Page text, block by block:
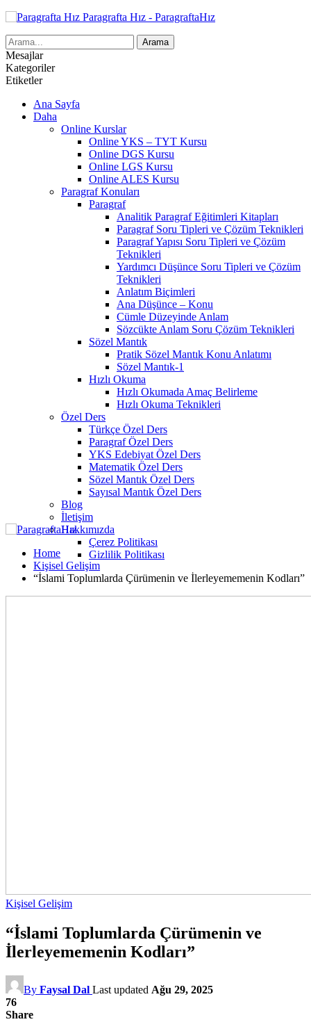
Paragrafta Hız - ParagraftaHız
Mesajlar
Kategoriler
Etiketler
Ana Sayfa
Daha
Online Kurslar
Online YKS – TYT Kursu
Online DGS Kursu
Online LGS Kursu
Online ALES Kursu
Paragraf Konuları
Paragraf
Analitik Paragraf Eğitimleri Kitapları
Paragraf Soru Tipleri ve Çözüm Teknikleri
Paragraf Yapısı Soru Tipleri ve Çözüm
Teknikleri
Yardımcı Düşünce Soru Tipleri ve Çözüm
Teknikleri
Anlatım Biçimleri
Ana Düşünce – Konu
Cümle Düzeyinde Anlam
Sözcükte Anlam Soru Çözüm Teknikleri
Sözel Mantık
Pratik Sözel Mantık Konu Anlatımı
Sözel Mantık-1
Hızlı Okuma
Hızlı Okumada Amaç Belirleme
Hızlı Okuma Teknikleri
Özel Ders
Türkçe Özel Ders
Paragraf Özel Ders
YKS Edebiyat Özel Ders
Matematik Özel Ders
Sözel Mantık Özel Ders
Sayısal Mantık Özel Ders
Blog
İletişim
Hakkımızda
Çerez Politikası
Gizlilik Politikası
Home
Kişisel Gelişim
“İslami Toplumlarda Çürümenin ve İlerleyememenin Kodları”
Kişisel Gelişim
“İslami Toplumlarda Çürümenin ve
İlerleyememenin Kodları”
By Faysal Dal Last updated Ağu 29, 2025
76
Share